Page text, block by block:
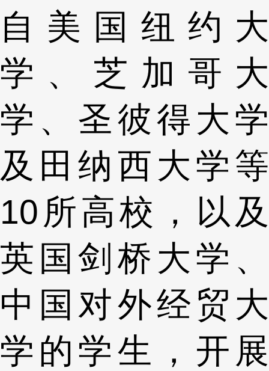
自美国纽约大
学、芝加哥大
学、圣彼得大学
及田纳西大学等
10所高校，以及
英国剑桥大学、
中国对外经贸大
学的学生，开展